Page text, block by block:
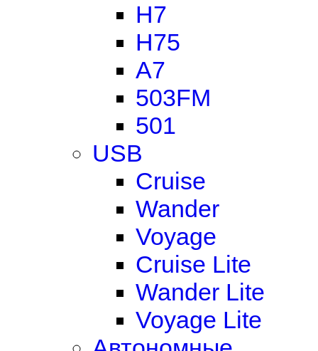
H7
H75
A7
503FM
501
USB
Cruise
Wander
Voyage
Cruise Lite
Wander Lite
Voyage Lite